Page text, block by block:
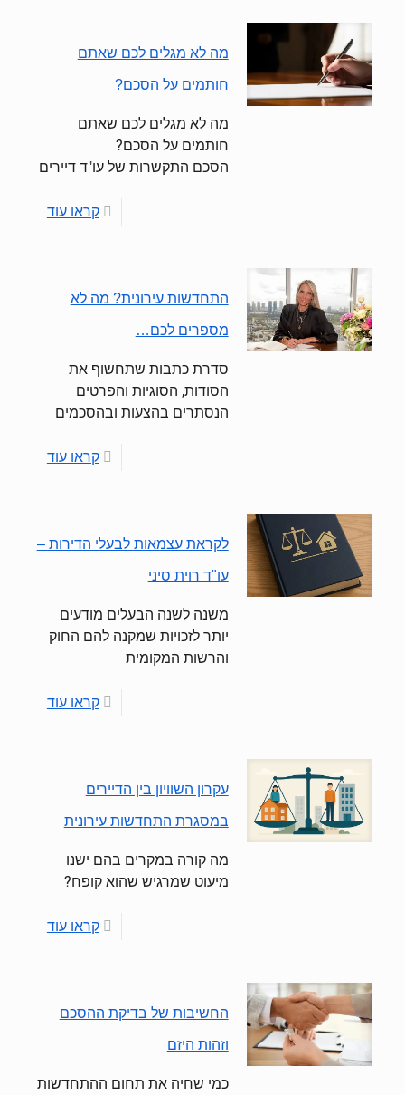
מה לא מגלים לכם שאתם
חותמים על הסכם?
מה לא מגלים לכם שאתם
חותמים על הסכם?
הסכם התקשרות של עו"ד דיירים
קראו עוד
התחדשות עירונית? מה לא
מספרים לכם…
סדרת כתבות שתחשוף את
הסודות, הסוגיות והפרטים
הנסתרים בהצעות ובהסכמים
קראו עוד
לקראת עצמאות לבעלי הדירות –
עו"ד רוית סיני
משנה לשנה הבעלים מודעים
יותר לזכויות שמקנה להם החוק
והרשות המקומית
קראו עוד
עקרון השוויון בין הדיירים
במסגרת התחדשות עירונית
מה קורה במקרים בהם ישנו
מיעוט שמרגיש שהוא קופח?
קראו עוד
החשיבות של בדיקת ההסכם
וזהות היזם
כמי שחיה את תחום ההתחדשות